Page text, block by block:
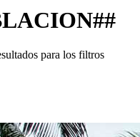
para los filtros